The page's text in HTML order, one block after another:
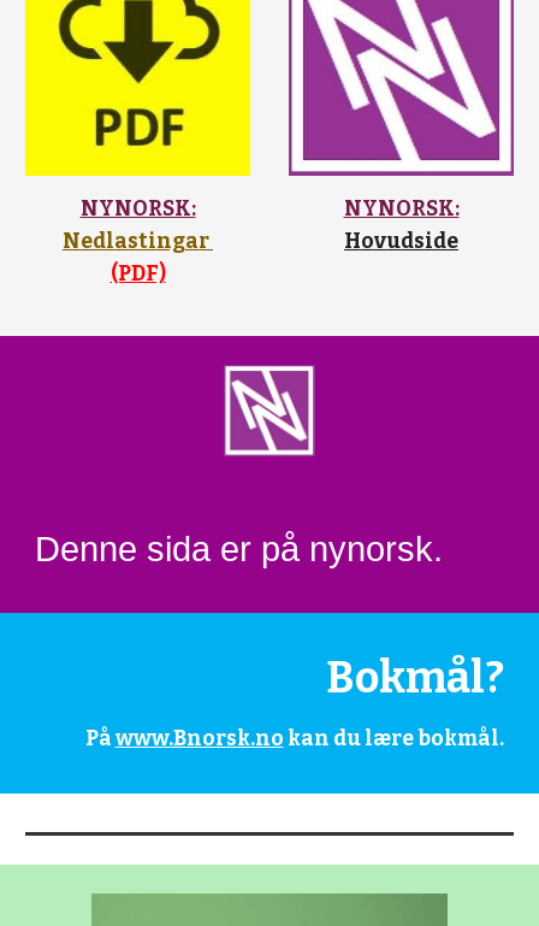
NYNORSK:
(PDF)
NYNORSK:
Hovudside
Denne sida er på nynorsk.
Bokmål?
På www.Bnorsk.no kan du lære bokmål.